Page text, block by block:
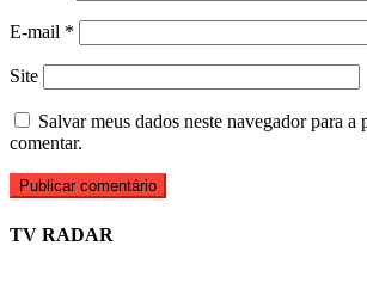
E-mail *
Site
Salvar meus dados neste navegador para a
comentar.
TV RADAR